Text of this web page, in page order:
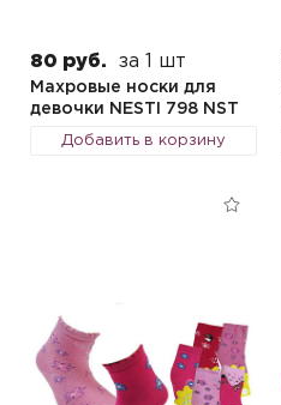
80 руб. за 1 шт
Махровые носки для
девочки NESTI 798 NST
Добавить в корзину